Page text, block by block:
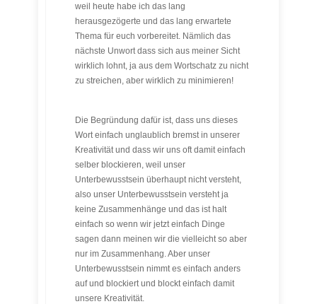
weil heute habe ich das lang
herausgezögerte und das lang erwartete
Thema für euch vorbereitet. Nämlich das
nächste Unwort dass sich aus meiner Sicht
wirklich lohnt, ja aus dem Wortschatz zu nicht
zu streichen, aber wirklich zu minimieren!
Die Begründung dafür ist, dass uns dieses
Wort einfach unglaublich bremst in unserer
Kreativität und dass wir uns oft damit einfach
selber blockieren, weil unser
Unterbewusstsein überhaupt nicht versteht,
also unser Unterbewusstsein versteht ja
keine Zusammenhänge und das ist halt
einfach so wenn wir jetzt einfach Dinge
sagen dann meinen wir die vielleicht so aber
nur im Zusammenhang. Aber unser
Unterbewusstsein nimmt es einfach anders
auf und blockiert und blockt einfach damit
unsere Kreativität.